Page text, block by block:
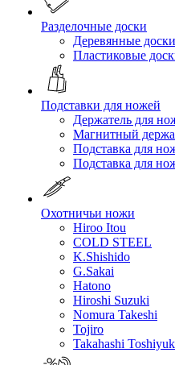
Разделочные доски
Деревянные доски
Пластиковые
Подставки для ножей
Держатель для
Магнитный
Подставка для
Подставка для
Охотничьи ножи
Hiroo Itou
COLD STEEL
K.Shishido
G.Sakai
Hatono
Hiroshi Suzuki
Nomura Takeshi
Tojiro
Takahashi